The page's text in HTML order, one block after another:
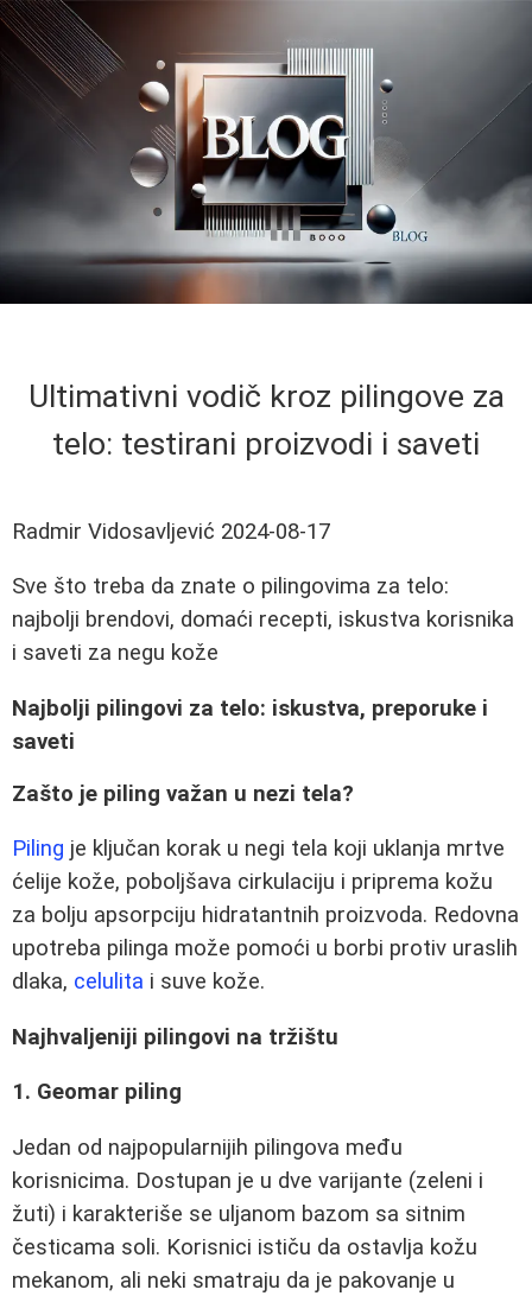
Ultimativni vodič kroz pilingove za
telo: testirani proizvodi i saveti
Radmir Vidosavljević 2024-08-17
Sve što treba da znate o pilingovima za telo:
najbolji brendovi, domaći recepti, iskustva korisnika
i saveti za negu kože
Najbolji pilingovi za telo: iskustva, preporuke i
saveti
Zašto je piling važan u nezi tela?
Piling je ključan korak u negi tela koji uklanja mrtve
ćelije kože, poboljšava cirkulaciju i priprema kožu
za bolju apsorpciju hidratantnih proizvoda. Redovna
upotreba pilinga može pomoći u borbi protiv uraslih
dlaka, celulita i suve kože.
Najhvaljeniji pilingovi na tržištu
1. Geomar piling
Jedan od najpopularnijih pilingova među
korisnicima. Dostupan je u dve varijante (zeleni i
žuti) i karakteriše se uljanom bazom sa sitnim
česticama soli. Korisnici ističu da ostavlja kožu
mekanom, ali neki smatraju da je pakovanje u